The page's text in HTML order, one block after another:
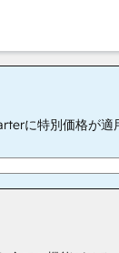
に特別価格が